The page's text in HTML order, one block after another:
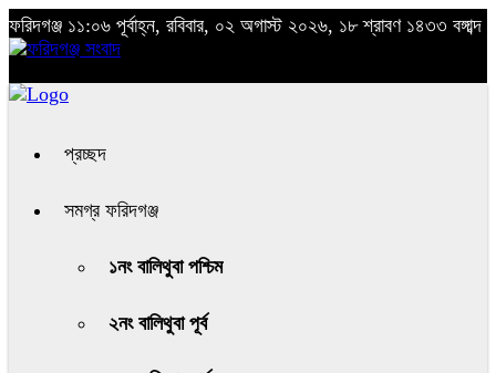
ফরিদগঞ্জ ১১:০৬ পূর্বাহ্ন, রবিবার, ০২ অগাস্ট ২০২৬, ১৮ শ্রাবণ ১৪৩৩ বঙ্গাব্দ
প্রচ্ছদ
সমগ্র ফরিদগঞ্জ
১নং বালিথুবা পশ্চিম
২নং বালিথুবা পূর্ব